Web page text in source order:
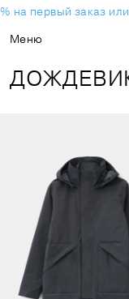
на первый заказ
Меню